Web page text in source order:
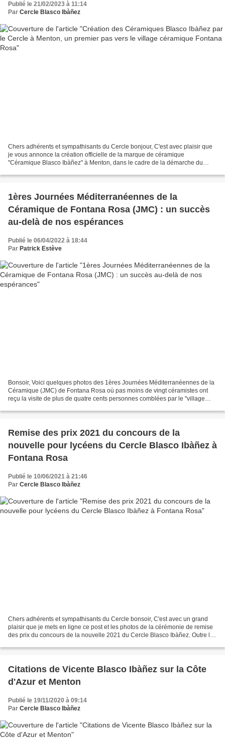
Publié le 21/02/2023 à 11:14
Par Cercle Blasco Ibàñez
Chers adhérents et sympathisants du Cercle bonjour, C'est avec plaisir que
je vous annonce la création officielle de la marque de céramique
"Céramique Blasco Ibàñez" à Menton, dans le cadre de la démarche du
1ères Journées Méditerranéennes de la
Céramique de Fontana Rosa (JMC) : un succès
au-delà de nos espérances
Publié le 06/04/2022 à 18:44
Par Patrick Estève
Bonsoir, Voici quelques photos des 1ères Journées Méditerranéennes de la
Céramique (JMC) de Fontana Rosa où pas moins de vingt céramistes ont
reçu la visite de plus de quatre cents personnes comblées par le "village
Remise des prix 2021 du concours de la
nouvelle pour lycéens du Cercle Blasco Ibàñez à
Fontana Rosa
Publié le 10/06/2021 à 21:46
Par Cercle Blasco Ibàñez
Chers adhérents et sympathisants du Cercle bonsoir, C'est avec un grand
plaisir que je mets en ligne ce post et les photos de la cérémonie de remise
des prix du concours de la nouvelle 2021 du Cercle Blasco Ibàñez. Outre le
Citations de Vicente Blasco Ibàñez sur la Côte
d'Azur et Menton
Publié le 19/11/2020 à 09:14
Par Cercle Blasco Ibàñez